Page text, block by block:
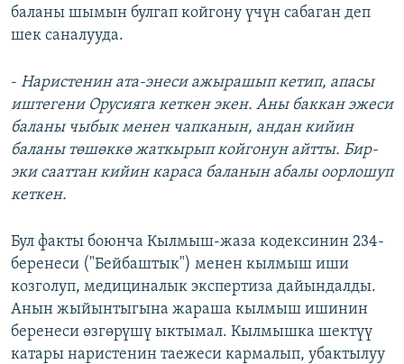
баланы шымын булгап койгону үчүн сабаган деп
шек саналууда.
- Наристенин ата-энеси ажырашып кетип, апасы
иштегени Орусияга кеткен экен. Аны баккан эжеси
баланы чыбык менен чапканын, андан кийин
баланы төшөккө жаткырып койгонун айтты. Бир-
эки сааттан кийин караса баланын абалы оорлошуп
кеткен.
Бул факты боюнча Кылмыш-жаза кодексинин 234-
беренеси ("Бейбаштык") менен кылмыш иши
козголуп, медициналык экспертиза дайындалды.
Анын жыйынтыгына жараша кылмыш ишинин
беренеси өзгөрүшү ыктымал. Кылмышка шектүү
катары наристенин таежеси кармалып, убактылуу